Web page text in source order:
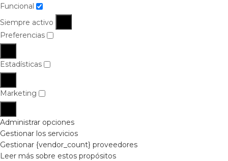
Funcional
Siempre activo
Preferencias
Estadísticas
Marketing
Administrar opciones
Gestionar los servicios
Gestionar {vendor_count} proveedores
Leer más sobre estos propósitos